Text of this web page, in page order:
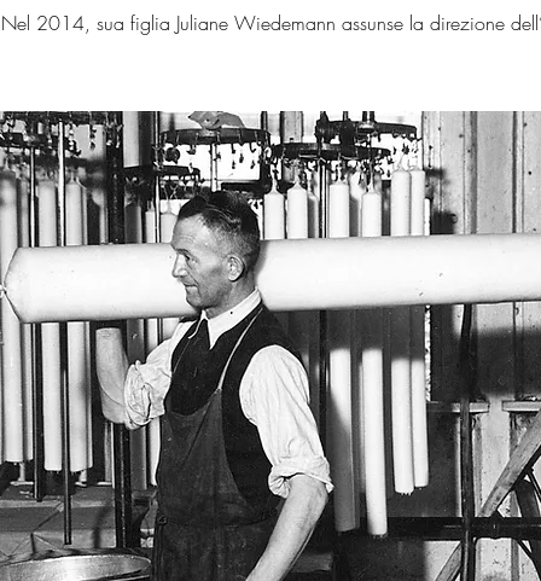
Nel 2014, sua figlia Juliane Wiedemann assunse la direzione